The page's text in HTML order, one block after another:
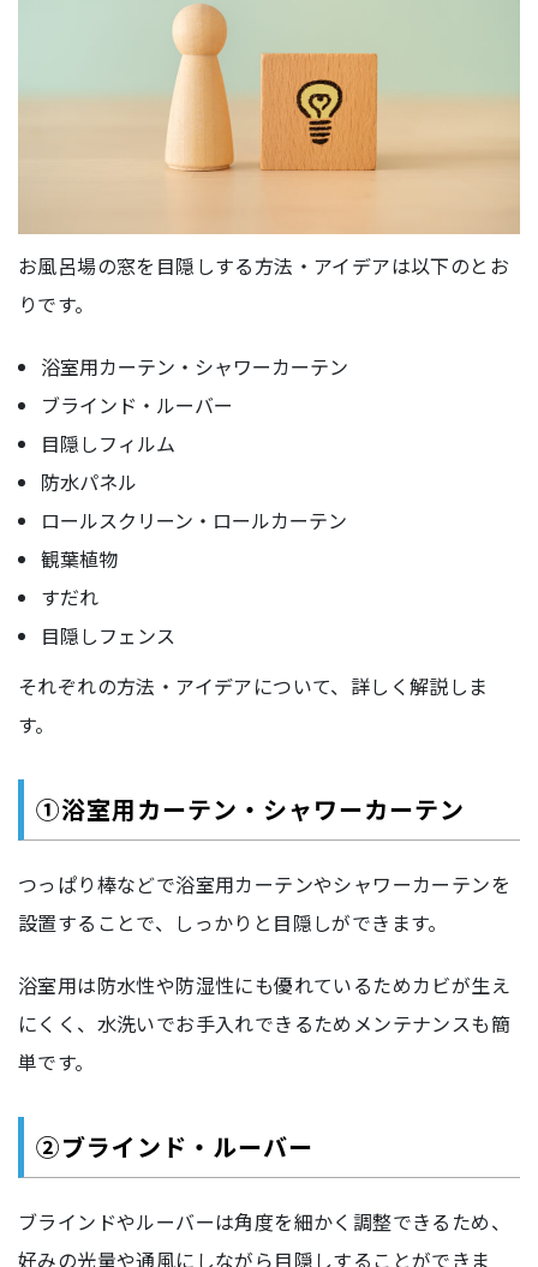
お風呂場の窓を目隠しする方法・アイデアは以下のとお
りです。
浴室用カーテン・シャワーカーテン
ブラインド・ルーバー
目隠しフィルム
防水パネル
ロールスクリーン・ロールカーテン
観葉植物
すだれ
目隠しフェンス
それぞれの方法・アイデアについて、詳しく解説しま
す。
①浴室用カーテン・シャワーカーテン
つっぱり棒などで浴室用カーテンやシャワーカーテンを
設置することで、しっかりと目隠しができます。
浴室用は防水性や防湿性にも優れているためカビが生え
にくく、水洗いでお手入れできるためメンテナンスも簡
単です。
②ブラインド・ルーバー
ブラインドやルーバーは角度を細かく調整できるため、
好みの光量や通風にしながら目隠しすることができま